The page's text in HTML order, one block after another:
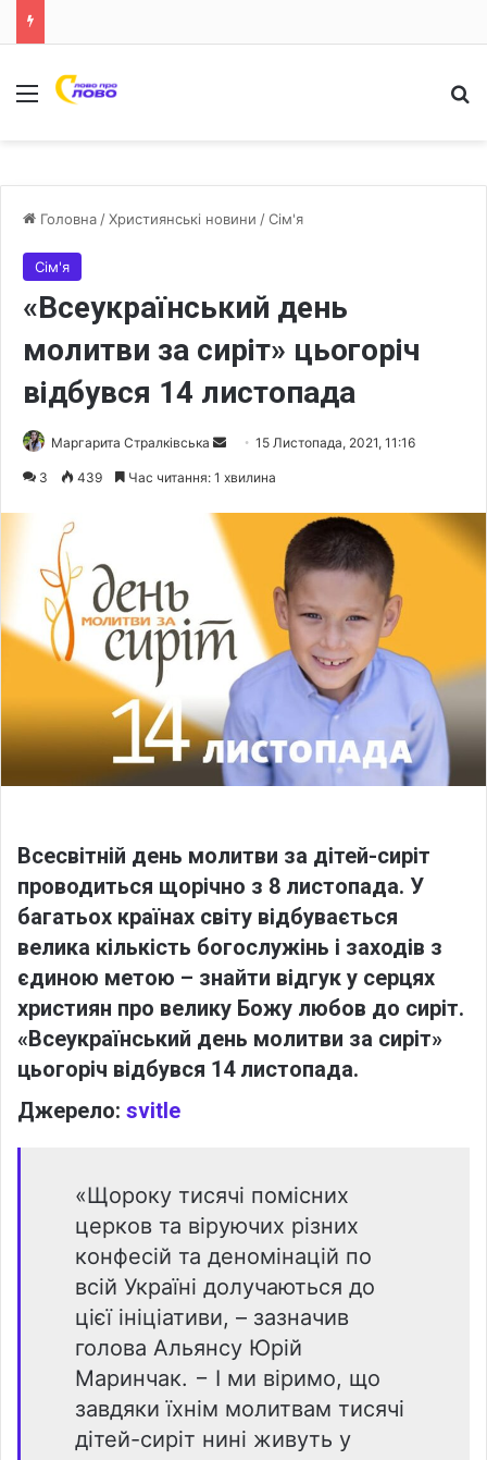
Меню
Головна /Християнські новини /Сім'я
Сім'я
«Всеукраїнський день
молитви за сиріт» цьогоріч
відбувся 14 листопада
Маргарита Стралківська
a
n
m
a
l
15 Листопада, 2021, 11:16
3 439 Час читання: 1 хвилина
Всесвітній день молитви за дітей-сиріт
проводиться щорічно з 8 листопада. У
багатьох країнах світу відбувається
велика кількість богослужінь і заходів з
єдиною метою – знайти відгук у серцях
християн про велику Божу любов до сиріт.
«Всеукраїнський день молитви за сиріт»
цьогоріч відбувся 14 листопада.
Джерело: svitle
«Щороку тисячі помісних
церков та віруючих різних
конфесій та деномінацій по
всій Україні долучаються до
цієї ініціативи, – зазначив
голова Альянсу Юрій
Маринчак. − І ми віримо, що
завдяки їхнім молитвам тисячі
дітей-сиріт нині живуть у